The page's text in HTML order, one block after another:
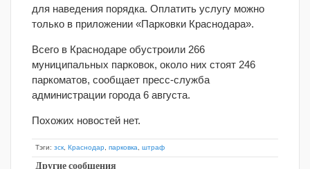
для наведения порядка. Оплатить услугу можно
только в приложении «Парковки Краснодара».
Всего в Краснодаре обустроили 266
муниципальных парковок, около них стоят 246
паркоматов, сообщает пресс-служба
администрации города 6 августа.
Похожих новостей нет.
Тэги: зск Краснодар парковка штраф
Другие сообщения